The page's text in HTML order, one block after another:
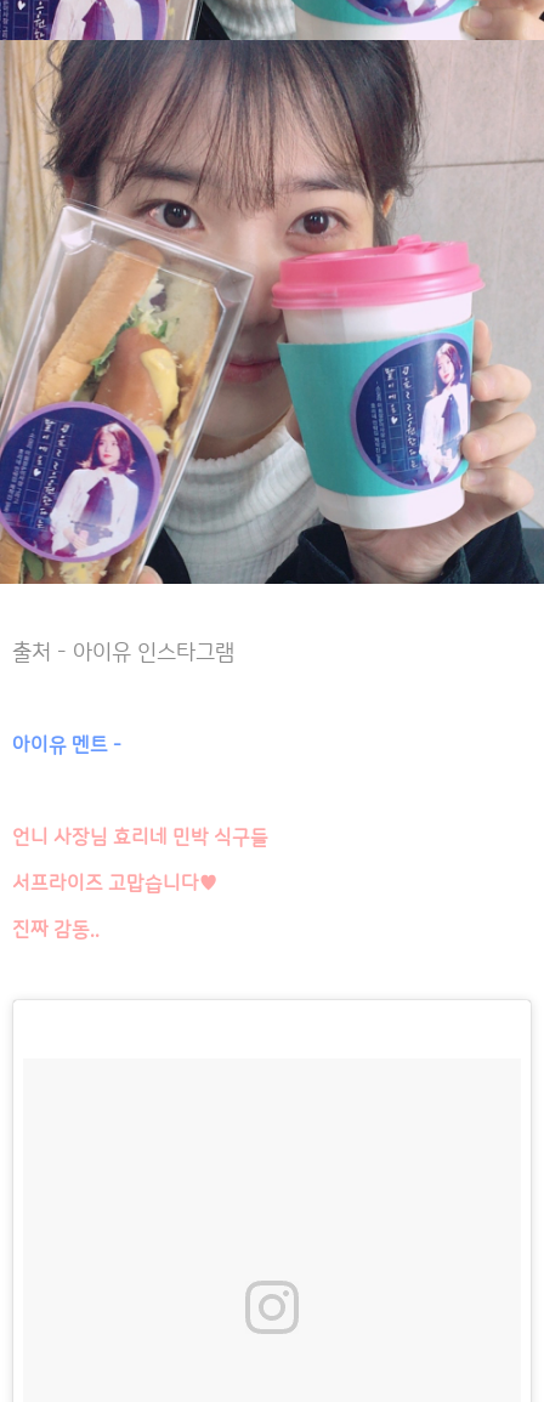
출처 - 아이유 인스타그램
아이유 멘트 -
언니 사장님 효리네 민박 식구들
서프라이즈 고맙습니다♥
진짜 감동..